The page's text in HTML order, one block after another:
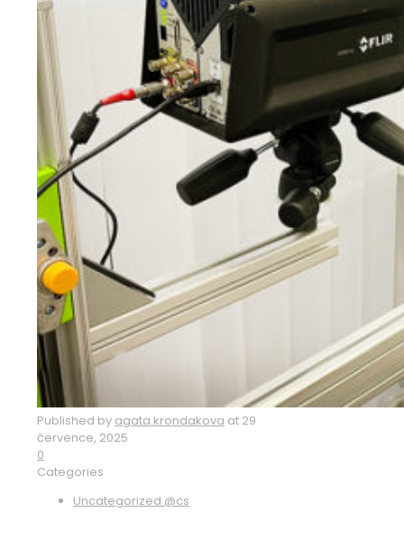
Published by agata.krondakova at 29
července, 2025
0
Categories
Uncategorized @cs